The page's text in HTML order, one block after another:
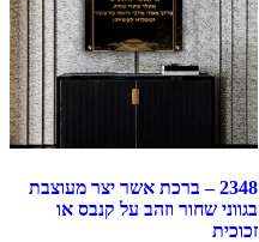
2348 – ברכת אשר יצר מעוצבת
בגווני שחור וזהב על קנבס או
זכוכית